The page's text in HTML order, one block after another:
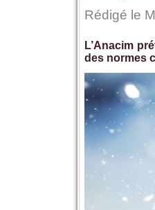
Rédigé le
L’Anacim
des normes